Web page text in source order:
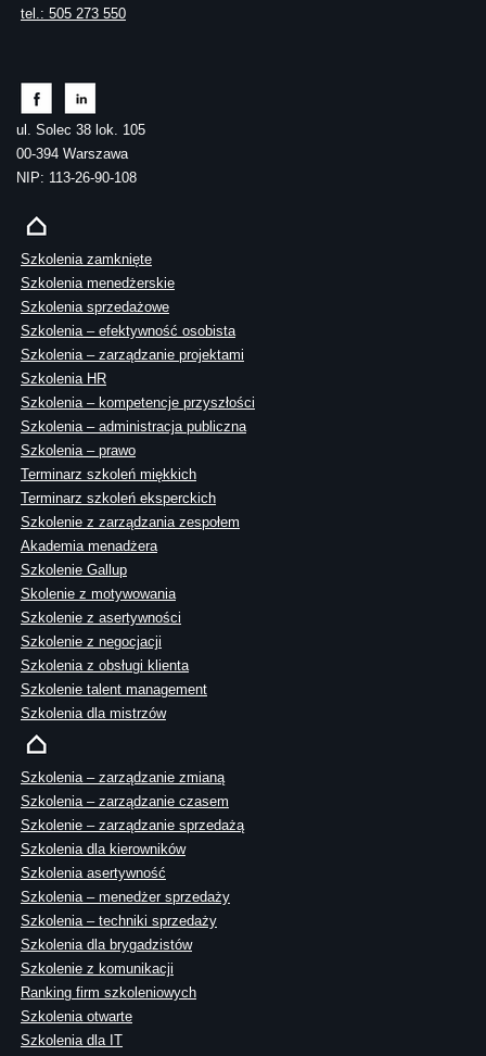
tel.: 505 273 550
ul. Solec 38 lok. 105
00-394 Warszawa
NIP: 113-26-90-108
Szkolenia zamknięte
Szkolenia menedżerskie
Szkolenia sprzedażowe
Szkolenia – efektywność osobista
Szkolenia – zarządzanie projektami
Szkolenia HR
Szkolenia – kompetencje przyszłości
Szkolenia – administracja publiczna
Szkolenia – prawo
Terminarz szkoleń miękkich
Terminarz szkoleń eksperckich
Szkolenie z zarządzania zespołem
Akademia menadżera
Szkolenie Gallup
Skolenie z motywowania
Szkolenie z asertywności
Szkolenie z negocjacji
Szkolenia z obsługi klienta
Szkolenie talent management
Szkolenia dla mistrzów
Szkolenia – zarządzanie zmianą
Szkolenia – zarządzanie czasem
Szkolenie – zarządzanie sprzedażą
Szkolenia dla kierowników
Szkolenia asertywność
Szkolenia – menedżer sprzedaży
Szkolenia – techniki sprzedaży
Szkolenia dla brygadzistów
Szkolenie z komunikacji
Ranking firm szkoleniowych
Szkolenia otwarte
Szkolenia dla IT